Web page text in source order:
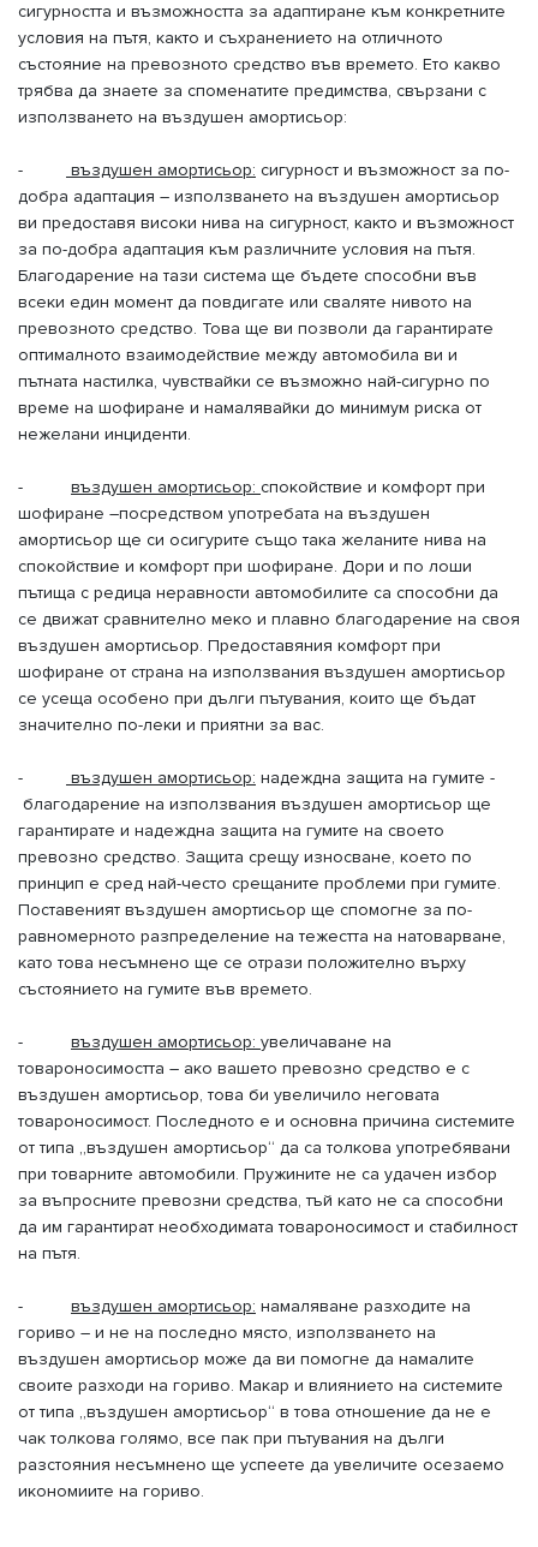
сигурността и възможността за адаптиране към конкретните
условия на пътя, както и съхранението на отличното
състояние на превозното средство във времето. Ето какво
трябва да знаете за споменатите предимства, свързани с
използването на въздушен амортисьор:
- въздушен амортисьор: сигурност и възможност за по-
добра адаптация – използването на въздушен амортисьор
ви предоставя високи нива на сигурност, както и възможност
за по-добра адаптация към различните условия на пътя.
Благодарение на тази система ще бъдете способни във
всеки един момент да повдигате или сваляте нивото на
превозното средство. Това ще ви позволи да гарантирате
оптималното взаимодействие между автомобила ви и
пътната настилка, чувствайки се възможно най-сигурно по
време на шофиране и намалявайки до минимум риска от
нежелани инциденти.
- въздушен амортисьор: спокойствие и комфорт при
шофиране –посредством употребата на въздушен
амортисьор ще си осигурите също така желаните нива на
спокойствие и комфорт при шофиране. Дори и по лоши
пътища с редица неравности автомобилите са способни да
се движат сравнително меко и плавно благодарение на своя
въздушен амортисьор. Предоставяния комфорт при
шофиране от страна на използвания въздушен амортисьор
се усеща особено при дълги пътувания, които ще бъдат
значително по-леки и приятни за вас.
- въздушен амортисьор: надеждна защита на гумите -
благодарение на използвания въздушен амортисьор ще
гарантирате и надеждна защита на гумите на своето
превозно средство. Защита срещу износване, което по
принцип е сред най-често срещаните проблеми при гумите.
Поставеният въздушен амортисьор ще спомогне за по-
равномерното разпределение на тежестта на натоварване,
като това несъмнено ще се отрази положително върху
състоянието на гумите във времето.
- въздушен амортисьор: увеличаване на
товароносимостта – ако вашето превозно средство е с
въздушен амортисьор, това би увеличило неговата
товароносимост. Последното е и основна причина системите
от типа „въздушен амортисьор“ да са толкова употребявани
при товарните автомобили. Пружините не са удачен избор
за въпросните превозни средства, тъй като не са способни
да им гарантират необходимата товароносимост и стабилност
на пътя.
- въздушен амортисьор: намаляване разходите на
гориво – и не на последно място, използването на
въздушен амортисьор може да ви помогне да намалите
своите разходи на гориво. Макар и влиянието на системите
от типа „въздушен амортисьор“ в това отношение да не е
чак толкова голямо, все пак при пътувания на дълги
разстояния несъмнено ще успеете да увеличите осезаемо
икономиите на гориво.